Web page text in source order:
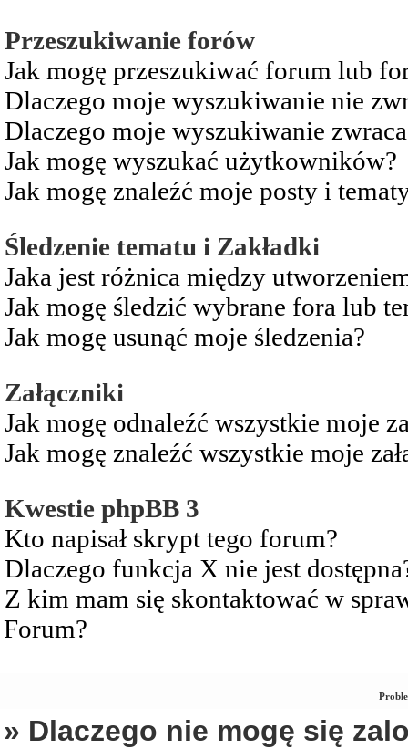
Przeszukiwanie forów
Jak mogę przeszukiwać forum lub
Dlaczego moje wyszukiwanie nie
Dlaczego moje wyszukiwanie
Jak mogę wyszukać użytkowników?
Jak mogę znaleźć moje posty i
Śledzenie tematu i Zakładki
Jaka jest różnica między
Jak mogę śledzić wybrane fora lub
Jak mogę usunąć moje śledzenia?
Załączniki
Jak mogę odnaleźć wszystkie moje
Jak mogę znaleźć wszystkie moje
Kwestie phpBB 3
Kto napisał skrypt tego forum?
Dlaczego funkcja X nie jest
Z kim mam się skontaktować w
Forum?
» Dlaczego nie mogę się